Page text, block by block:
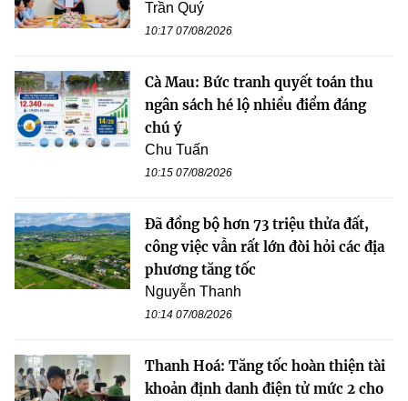
Trần Quý
10:17 07/08/2026
Cà Mau: Bức tranh quyết toán thu
ngân sách hé lộ nhiều điểm đáng
chú ý
Chu Tuấn
10:15 07/08/2026
Đã đồng bộ hơn 73 triệu thửa đất,
công việc vẫn rất lớn đòi hỏi các địa
phương tăng tốc
Nguyễn Thanh
10:14 07/08/2026
Thanh Hoá: Tăng tốc hoàn thiện tài
khoản định danh điện tử mức 2 cho